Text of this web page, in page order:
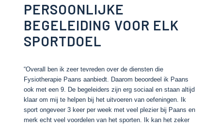
PERSOONLIJKE
BEGELEIDING VOOR ELK
SPORTDOEL
“Overall ben ik zeer tevreden over de diensten die
Fysiotherapie Paans aanbiedt. Daarom beoordeel ik Paans
ook met een 9. De begeleiders zijn erg sociaal en staan altijd
klaar om mij te helpen bij het uitvoeren van oefeningen. Ik
sport ongeveer 3 keer per week met veel plezier bij Paans en
merk echt veel voordelen van het sporten. Ik kan het zeker